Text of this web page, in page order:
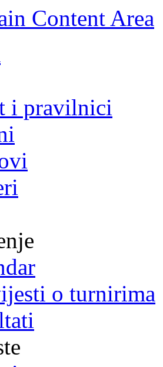
Content Area
i pravilnici
o turnirima